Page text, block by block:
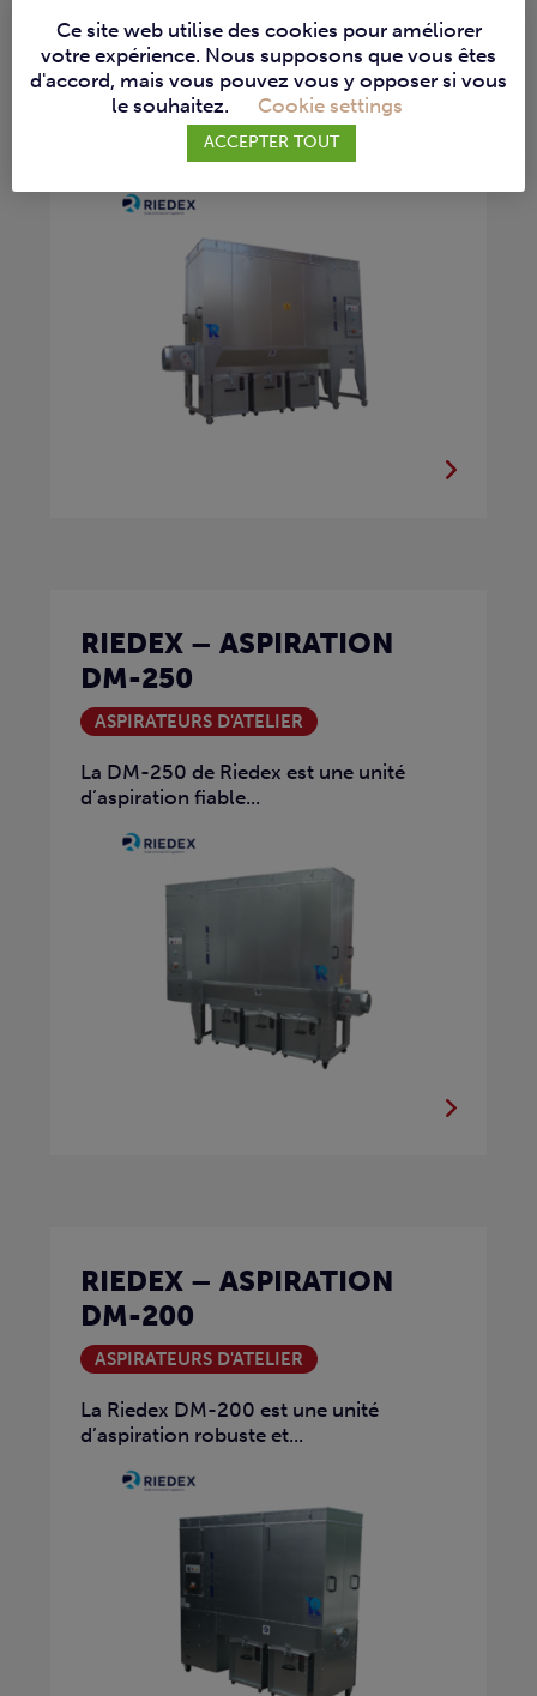
DM-300
ASPIRATEURS D'ATELIER
La DM-300 de Riedex est une unité
d’aspiration haute...
RIEDEX – ASPIRATION
DM-250
ASPIRATEURS D'ATELIER
La DM-250 de Riedex est une unité
d’aspiration fiable...
RIEDEX – ASPIRATION
DM-200
ASPIRATEURS D'ATELIER
La Riedex DM-200 est une unité
d’aspiration robuste et...
Ce site web utilise des cookies pour améliorer
votre expérience. Nous supposons que vous êtes
d'accord, mais vous pouvez vous y opposer si vous
le souhaitez.
Cookie settings
ACCEPTER TOUT